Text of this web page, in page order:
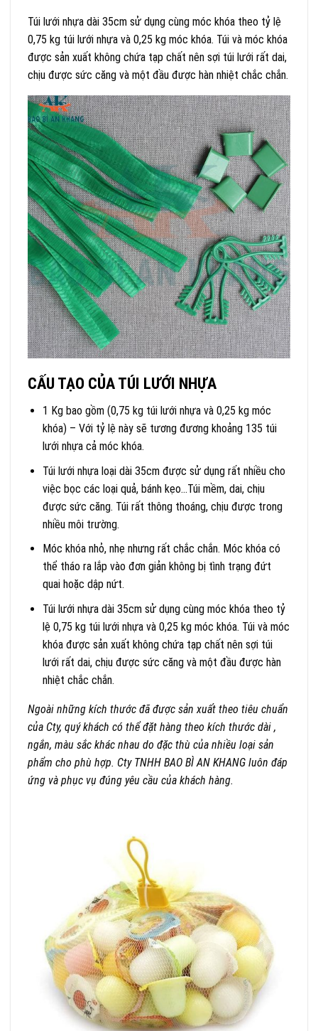
Túi lưới nhựa dài 35cm sử dụng cùng móc khóa theo tỷ lệ
0,75 kg túi lưới nhựa và 0,25 kg móc khóa. Túi và móc khóa
được sản xuất không chứa tạp chất nên sợi túi lưới rất dai,
chịu được sức căng và một đầu được hàn nhiệt chắc chắn.
CẤU TẠO CỦA TÚI LƯỚI NHỰA
1 Kg bao gồm (0,75 kg túi lưới nhựa và 0,25 kg móc
khóa) – Với tỷ lệ này sẽ tương đương khoảng 135 túi
lưới nhựa cả móc khóa.
Túi lưới nhựa loại dài 35cm được sử dụng rất nhiều cho
việc bọc các loại quả, bánh kẹo…Túi mềm, dai, chịu
được sức căng. Túi rất thông thoáng, chịu được trong
nhiều môi trường.
Móc khóa nhỏ, nhẹ nhưng rất chắc chắn. Móc khóa có
thể tháo ra lắp vào đơn giản không bị tình trạng đứt
quai hoặc dập nứt.
Túi lưới nhựa dài 35cm sử dụng cùng móc khóa theo tỷ
lệ 0,75 kg túi lưới nhựa và 0,25 kg móc khóa. Túi và móc
khóa được sản xuất không chứa tạp chất nên sợi túi
lưới rất dai, chịu được sức căng và một đầu được hàn
nhiệt chắc chắn.
Ngoài những kích thước đã được sản xuất theo tiêu chuẩn
của Cty, quý khách có thể đặt hàng theo kích thước dài ,
ngắn, màu sắc khác nhau do đặc thù của nhiều loại sản
phẩm cho phù hợp. Cty TNHH BAO BÌ AN KHANG luôn đáp
ứng và phục vụ đúng yêu cầu của khách hàng.